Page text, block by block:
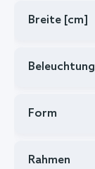
Breite [cm]
Beleuchtung
Form
Rahmen